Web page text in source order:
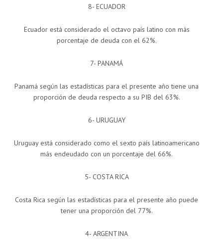
8- ECUADOR
Ecuador está considerado el octavo país latino con más
porcentaje de deuda con el 62%.
7- PANAMÁ
Panamá según las estadísticas para el presente año tiene una
proporción de deuda respecto a su PIB del 63%.
6- URUGUAY
Uruguay está considerado como el sexto país latinoamericano
más endeudado con un porcentaje del 66%.
5- COSTA RICA
Costa Rica según las estadísticas para el presente año puede
tener una proporción del 77%.
4- ARGENTINA